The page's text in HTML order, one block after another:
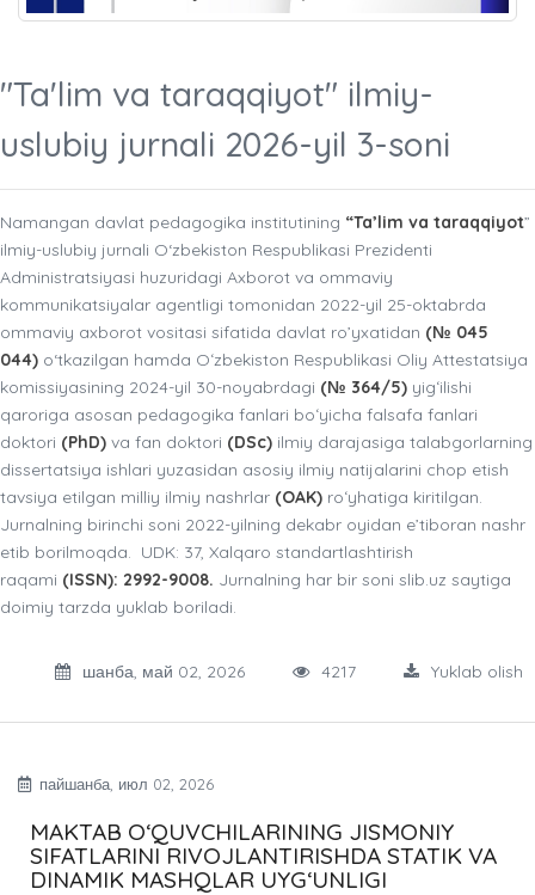
"Ta'lim va taraqqiyot" ilmiy-
uslubiy jurnali 2026-yil 3-soni
Namangan davlat pedagogika institutining “Ta’lim va taraqqiyot”
ilmiy-uslubiy jurnali O‘zbekiston Respublikasi Prezidenti
Administratsiyasi huzuridagi Axborot va ommaviy
kommunikatsiyalar agentligi tomonidan 2022-yil 25-oktabrda
ommaviy axborot vositasi sifatida davlat ro’yxatidan (№ 045
044) o‘tkazilgan hamda Oʻzbekiston Respublikasi Oliy Attestatsiya
komissiyasining 2024-yil 30-noyabrdagi (№ 364/5) yigʻilishi
qaroriga asosan pedagogika fanlari boʻyicha falsafa fanlari
doktori (PhD) va fan doktori (DSc) ilmiy darajasiga talabgorlarning
dissertatsiya ishlari yuzasidan asosiy ilmiy natijalarini chop etish
tavsiya etilgan milliy ilmiy nashrlar (OAK) roʻyhatiga kiritilgan.
Jurnalning birinchi soni 2022-yilning dekabr oyidan e’tiboran nashr
etib borilmoqda. UDK: 37, Xalqaro standartlashtirish
raqami (ISSN): 2992-9008. Jurnalning har bir soni slib.uz saytiga
doimiy tarzda yuklab boriladi.
шанба, май 02, 2026 4217 Yuklab olish
пайшанба, июл 02, 2026
MAKTAB O‘QUVCHILARINING JISMONIY
SIFATLARINI RIVOJLANTIRISHDA STATIK VA
DINAMIK MASHQLAR UYG‘UNLIGI